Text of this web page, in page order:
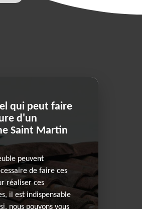
qui peut faire
d'un
Saint Martin
peuvent
de faire ces
réaliser ces
il est indispensable
nous pouvons vous